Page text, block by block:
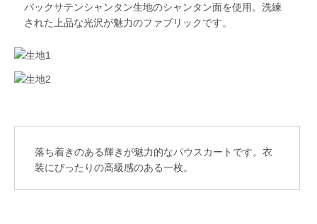
バックサテンシャンタン生地のシャンタン面を使用。洗練
された上品な光沢が魅力のファブリックです。
落ち着きのある輝きが魅力的なパウスカートです。衣
装にぴったりの高級感のある一枚。